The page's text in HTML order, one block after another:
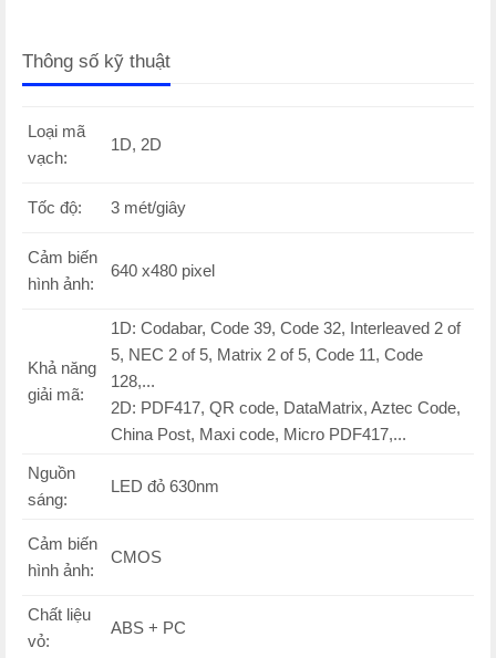
Thông số kỹ thuật
Loại mã
vạch:
1D, 2D
Tốc độ: 3 mét/giây
Cảm biến
hình ảnh:
640 x480 pixel
Khả năng
giải mã:
1D: Codabar, Code 39, Code 32, Interleaved 2 of
5, NEC 2 of 5, Matrix 2 of 5, Code 11, Code
128,...
2D: PDF417, QR code, DataMatrix, Aztec Code,
China Post, Maxi code, Micro PDF417,...
Nguồn
sáng:
LED đỏ 630nm
Cảm biến
hình ảnh:
CMOS
Chất liệu
vỏ:
ABS + PC